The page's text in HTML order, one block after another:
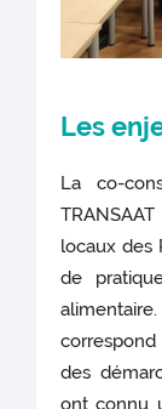
Les
La co-
locaux des
de
des
ont connu